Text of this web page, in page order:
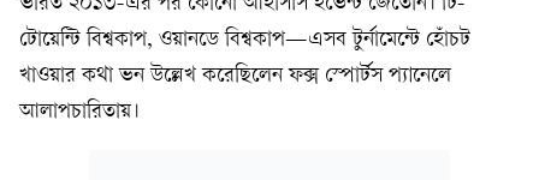
টোয়েন্টি বিশ্বকাপ, ওয়ানডে বিশ্বকাপ—এসব টুর্নামেন্টে হোঁচট
খাওয়ার কথা ভন উল্লেখ করেছিলেন ফক্স স্পোর্টস প্যানেলে
আলাপচারিতায়।